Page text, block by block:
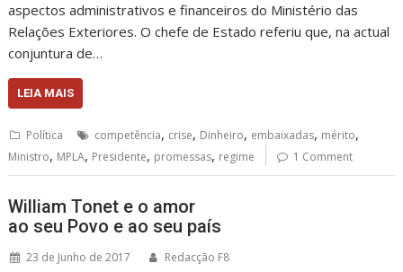
aspectos administrativos e financeiros do Ministério das
Relações Exteriores. O chefe de Estado referiu que, na actual
conjuntura de…
LEIA MAIS
Política competência, crise, Dinheiro, embaixadas, mérito,
Ministro, MPLA, Presidente, promessas, regime 1 Comment
William Tonet e o amor
ao seu Povo e ao seu país
23 de Junho de 2017 Redacção F8